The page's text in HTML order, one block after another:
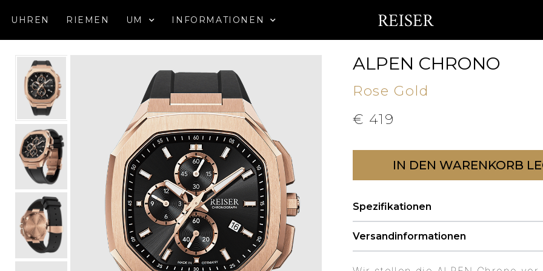
UHREN RIEMEN UM INFORMATIONEN
ALPEN CHRONO
Rose Gold
€ 419
IN DEN WARENKORB
Spezifikationen
Versandinformationen